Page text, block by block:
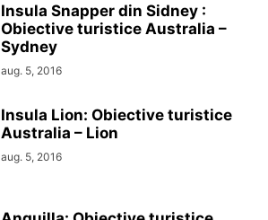
Insula Snapper din Sidney :
Obiective turistice Australia –
Sydney
aug. 5, 2016
Insula Lion: Obiective turistice
Australia – Lion
aug. 5, 2016